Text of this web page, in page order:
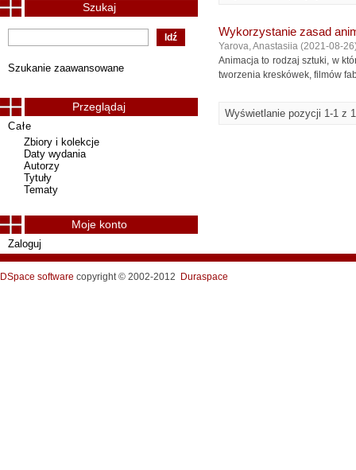
Wykorzystanie zasad
Yarova, Anastasiia (2021-08-26
Animacja to rodzaj sztuki, w
tworzenia kreskówek, filmów
Wyświetlanie pozycji 1-1 z 1
Szukaj
Szukanie zaawansowane
Przeglądaj
Całe
Zbiory i kolekcje
Daty wydania
Autorzy
Tytuły
Tematy
Moje konto
Zaloguj
DSpace software copyright © 2002-2012 Duraspace